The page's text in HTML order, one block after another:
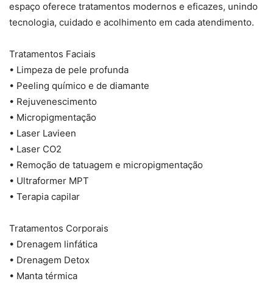
espaço oferece tratamentos modernos e eficazes, unindo
tecnologia, cuidado e acolhimento em cada atendimento.
Tratamentos Faciais
• Limpeza de pele profunda
• Peeling químico e de diamante
• Rejuvenescimento
• Micropigmentação
• Laser Lavieen
• Laser CO2
• Remoção de tatuagem e micropigmentação
• Ultraformer MPT
• Terapia capilar
Tratamentos Corporais
• Drenagem linfática
• Drenagem Detox
• Manta térmica